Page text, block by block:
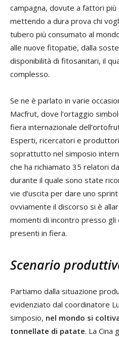
campagna, dovute a fattori
mettendo a dura prova chi
tubero più consumato al
alle nuove fitopatie, dalla
disponibilità di fitosanitari, il
complesso.
Se ne è parlato in varie
Macfrut, dove l’ortaggio
fiera internazionale
Esperti, ricercatori e
soprattutto nel simposio
che ha richiamato 35 relatori
durante il quale sono state
vie d’uscita per dare uno
ovviamente il discorso si è
momenti di incontro presso
presenti in fiera.
Scenario
Partiamo dalla situazione
evidenziato dal coordinatore
simposio, nel mondo si
tonnellate di patate. La Cina